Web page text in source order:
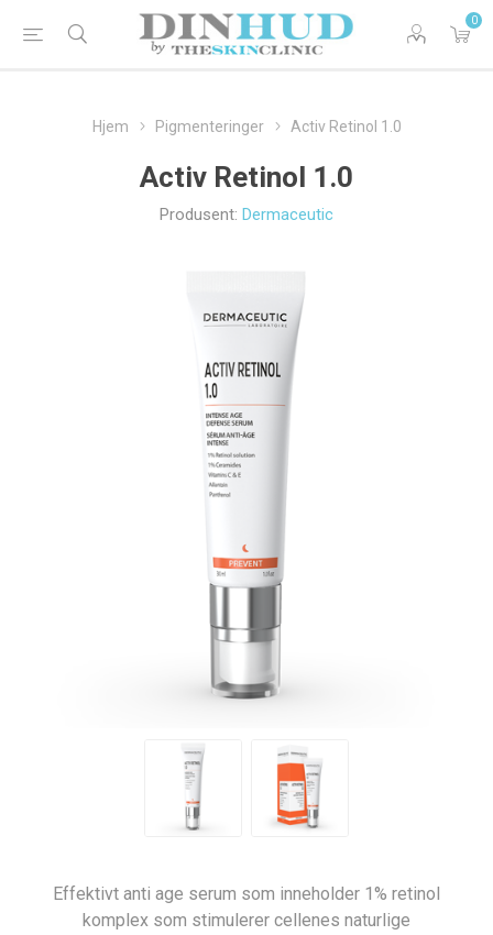
0
Hjem Pigmenteringer Activ Retinol 1.0
Activ Retinol 1.0
Produsent: Dermaceutic
Effektivt anti age serum som inneholder 1% retinol
komplex som stimulerer cellenes naturlige